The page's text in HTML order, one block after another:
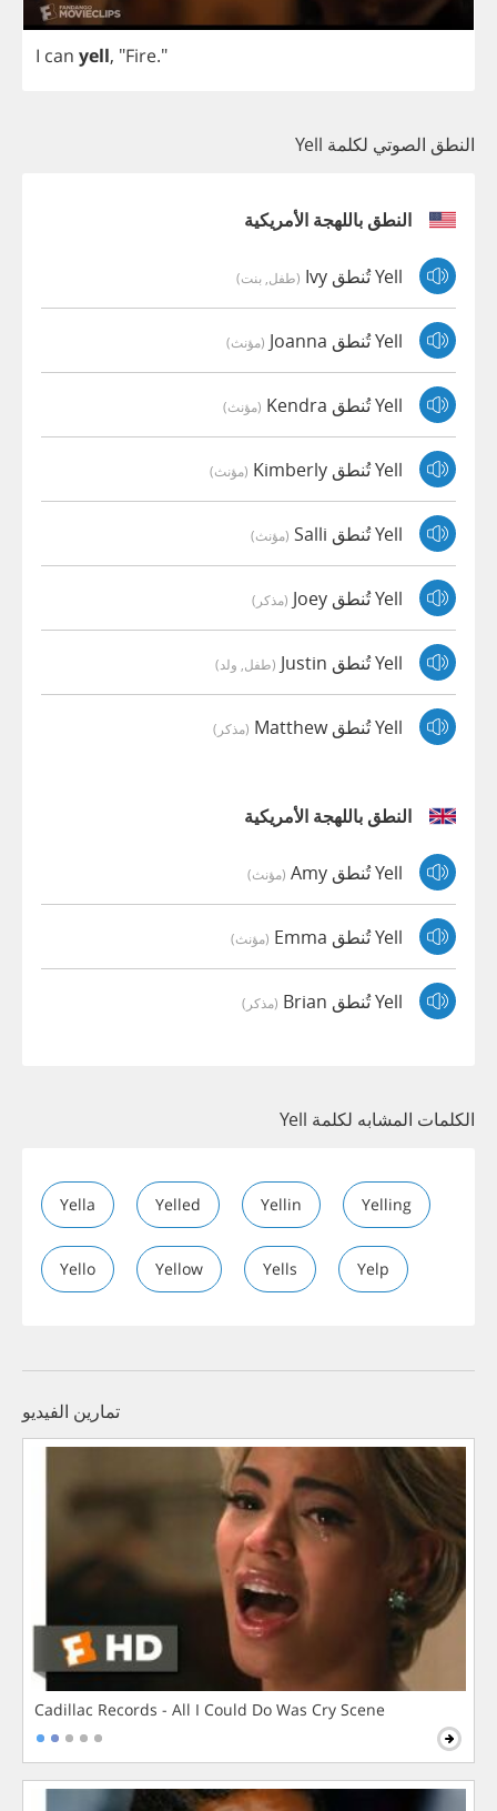
I can yell, "Fire."
النطق الصوتي لكلمة Yell
النطق باللهجة الأمريكية
Yell تُنطق Ivy (طفل, بنت)
Yell تُنطق Joanna (مؤنث)
Yell تُنطق Kendra (مؤنث)
Yell تُنطق Kimberly (مؤنث)
Yell تُنطق Salli (مؤنث)
Yell تُنطق Joey (مذكر)
Yell تُنطق Justin (طفل, ولد)
Yell تُنطق Matthew (مذكر)
النطق باللهجة الأمريكية
Yell تُنطق Amy (مؤنث)
Yell تُنطق Emma (مؤنث)
Yell تُنطق Brian (مذكر)
الكلمات المشابه لكلمة Yell
Yella Yelled Yellin Yelling
Yello Yellow Yells Yelp
تمارين الفيديو
Cadillac Records - All I Could Do Was Cry Scene